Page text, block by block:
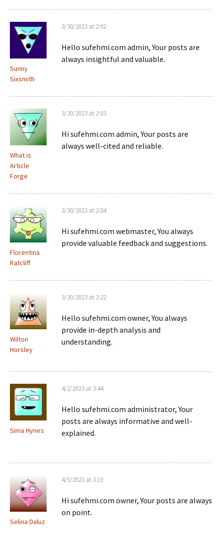
Sunny
Sixsmith
3/30/2023 at 2:02
Hello sufehmi.com admin, Your posts are
always insightful and valuable.
What is
Article
Forge
3/30/2023 at 2:03
Hi sufehmi.com admin, Your posts are
always well-cited and reliable.
Florentina
Ratcliff
3/30/2023 at 2:04
Hi sufehmi.com webmaster, You always
provide valuable feedback and suggestions.
Wilton
Horsley
3/30/2023 at 2:22
Hello sufehmi.com owner, You always
provide in-depth analysis and
understanding.
Sima Hynes
4/2/2023 at 3:44
Hello sufehmi.com administrator, Your
posts are always informative and well-
explained.
Selina Daluz
4/5/2023 at 3:19
Hi sufehmi.com owner, Your posts are always
on point.